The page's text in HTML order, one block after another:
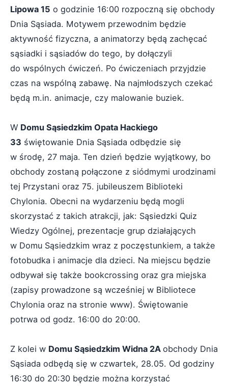
Lipowa 15 o godzinie 16:00 rozpoczną się obchody
Dnia Sąsiada. Motywem przewodnim będzie
aktywność fizyczna, a animatorzy będą zachęcać
sąsiadki i sąsiadów do tego, by dołączyli
do wspólnych ćwiczeń. Po ćwiczeniach przyjdzie
czas na wspólną zabawę. Na najmłodszych czekać
będą m.in. animacje, czy malowanie buziek.
W Domu Sąsiedzkim Opata Hackiego
33 świętowanie Dnia Sąsiada odbędzie się
w środę, 27 maja. Ten dzień będzie wyjątkowy, bo
obchody zostaną połączone z siódmymi urodzinami
tej Przystani oraz 75. jubileuszem Biblioteki
Chylonia. Obecni na wydarzeniu będą mogli
skorzystać z takich atrakcji, jak: Sąsiedzki Quiz
Wiedzy Ogólnej, prezentacje grup działających
w Domu Sąsiedzkim wraz z poczęstunkiem, a także
fotobudka i animacje dla dzieci. Na miejscu będzie
odbywał się także bookcrossing oraz gra miejska
(zapisy prowadzone są wcześniej w Bibliotece
Chylonia oraz na stronie www). Świętowanie
potrwa od godz. 16:00 do 20:00.
Z kolei w Domu Sąsiedzkim Widna 2A obchody Dnia
Sąsiada odbędą się w czwartek, 28.05. Od godziny
16:30 do 20:30 będzie można korzystać